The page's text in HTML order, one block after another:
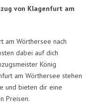
von Klagenfurt am
am Wörthersee nach
dabei auf dich
König
am Wörthersee stehen
und bieten dir eine
Preisen.